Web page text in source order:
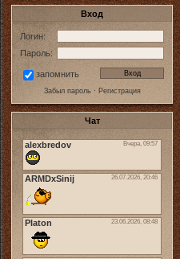
Вход
Логин:
Пароль:
запомнить
Забыл пароль· Регистрация
Чат